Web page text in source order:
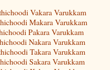
Vakara Varukkam
Makara Varukkam
Pakara Varukkam
Nakara Varukkam
Takara Varukkam
Sakara Varukkam